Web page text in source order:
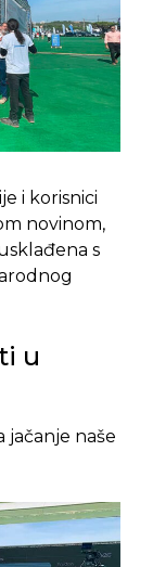
i korisnici
novinom,
s
u
jačanje naše